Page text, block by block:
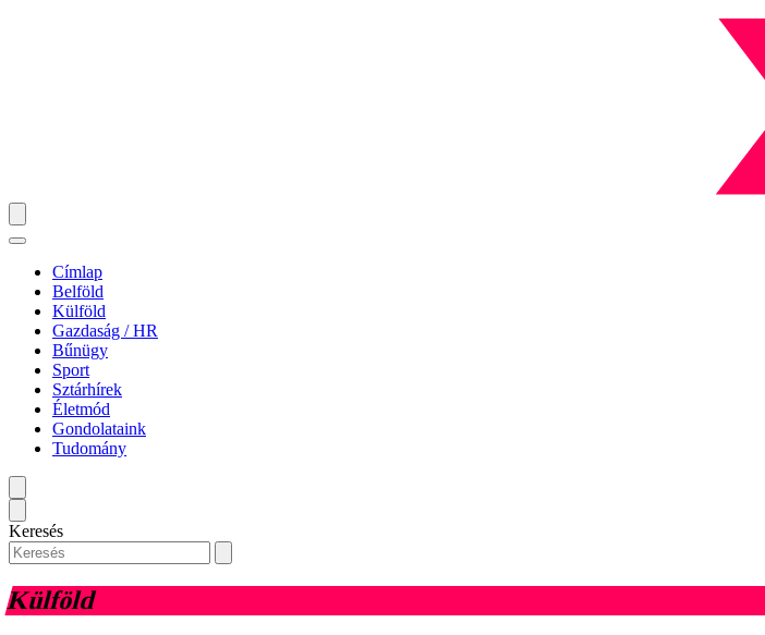
Címlap
Belföld
Külföld
Gazdaság / HR
Bűnügy
Sport
Sztárhírek
Életmód
Gondolataink
Tudomány
Keresés
Külföld